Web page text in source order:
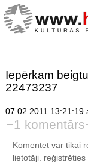
Iepērkam
22473237
07.02.2011 13:21:19
1 komentārs
Komentēt var tikai
lietotāji. reģistrēties